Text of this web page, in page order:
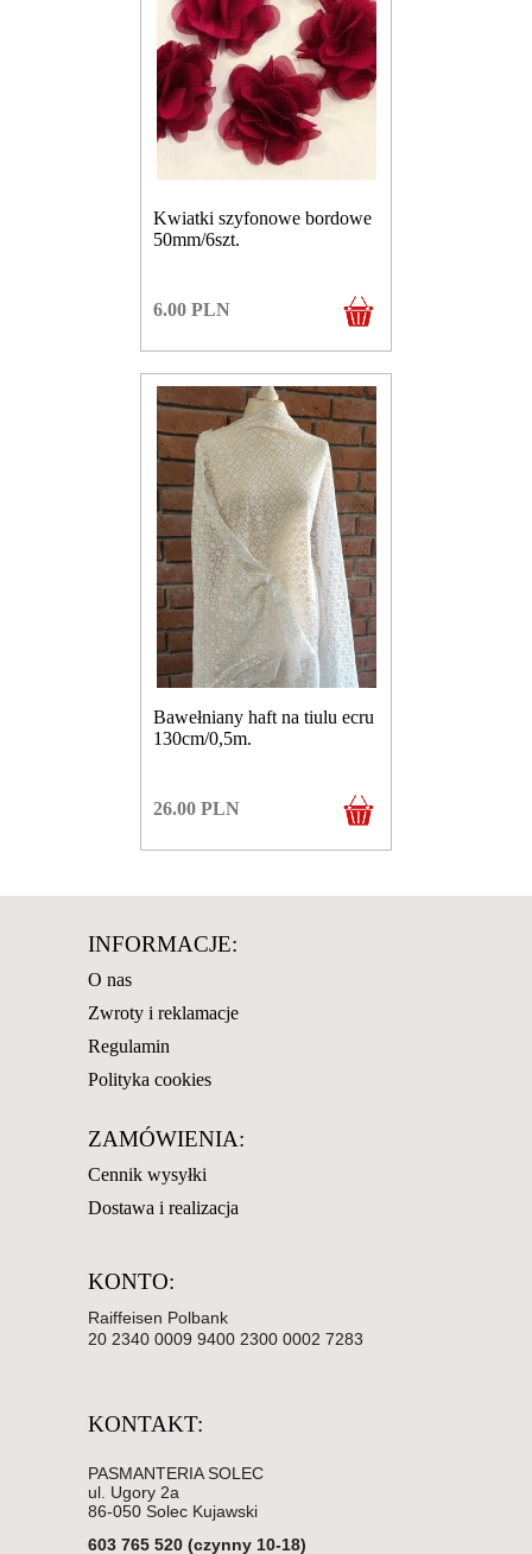
Kwiatki szyfonowe bordowe
50mm/6szt.
6.00 PLN
Bawełniany haft na tiulu ecru
130cm/0,5m.
26.00 PLN
INFORMACJE:
O nas
Zwroty i reklamacje
Regulamin
Polityka cookies
ZAMÓWIENIA:
Cennik wysyłki
Dostawa i realizacja
KONTO:
Raiffeisen Polbank
20 2340 0009 9400 2300 0002 7283
KONTAKT:
PASMANTERIA SOLEC
ul. Ugory 2a
86-050 Solec Kujawski
603 765 520 (czynny 10-18)